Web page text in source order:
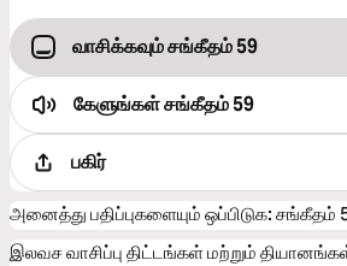
வாசிக்கவும் சங்கீதம் 59
கேளுங்கள்சங்கீதம் 59
பகிர்
அனைத்து பதிப்புகளையும் ஒப்பிடுக: சங்கீதம்
இலவச வாசிப்பு திட்டங்கள் மற்றும்